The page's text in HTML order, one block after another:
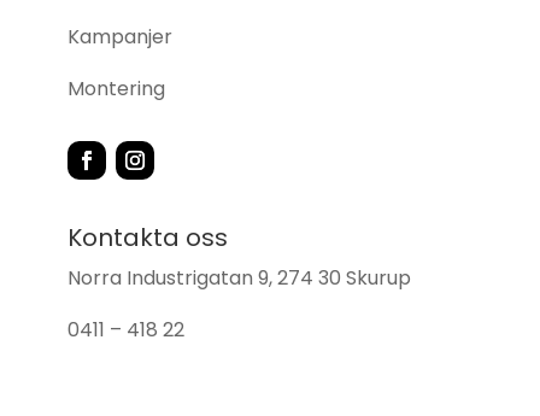
Kampanjer
Montering
Kontakta oss
Norra Industrigatan 9, 274 30 Skurup
0411 – 418 22